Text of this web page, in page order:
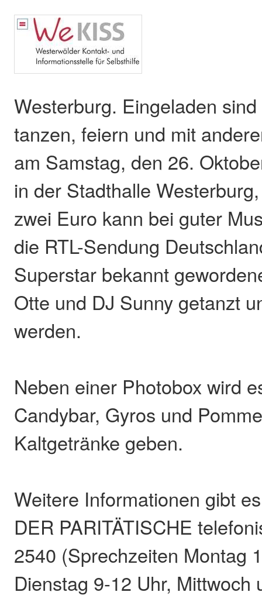
Westerburg. Eingeladen
tanzen, feiern und mit
am Samstag, den 26.
in der Stadthalle
zwei Euro kann bei guter
die RTL-Sendung
Superstar bekannt
Otte und DJ Sunny getanzt
werden.
Neben einer Photobox wird
Candybar, Gyros und
Kaltgetränke geben.
Weitere Informationen gibt
DER PARITÄTISCHE
2540 (Sprechzeiten Montag
Dienstag 9-12 Uhr, Mittwoch